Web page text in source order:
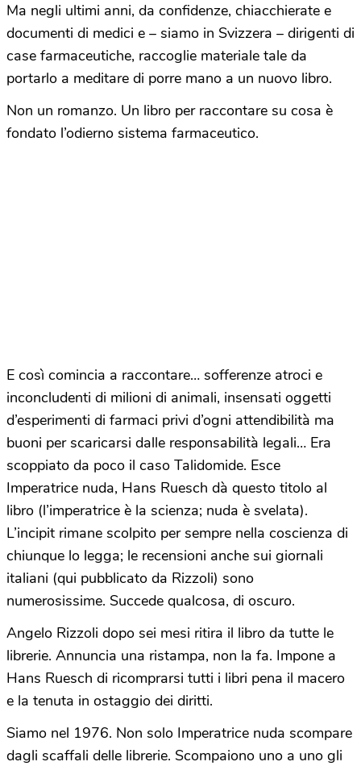
Ma negli ultimi anni, da confidenze, chiacchierate e
documenti di medici e – siamo in Svizzera – dirigenti di
case farmaceutiche, raccoglie materiale tale da
portarlo a meditare di porre mano a un nuovo libro.
Non un romanzo. Un libro per raccontare su cosa è
fondato l’odierno sistema farmaceutico.
E così comincia a raccontare… sofferenze atroci e
inconcludenti di milioni di animali, insensati oggetti
d’esperimenti di farmaci privi d’ogni attendibilità ma
buoni per scaricarsi dalle responsabilità legali… Era
scoppiato da poco il caso Talidomide. Esce
Imperatrice nuda, Hans Ruesch dà questo titolo al
libro (l’imperatrice è la scienza; nuda è svelata).
L’incipit rimane scolpito per sempre nella coscienza di
chiunque lo legga; le recensioni anche sui giornali
italiani (qui pubblicato da Rizzoli) sono
numerosissime. Succede qualcosa, di oscuro.
Angelo Rizzoli dopo sei mesi ritira il libro da tutte le
librerie. Annuncia una ristampa, non la fa. Impone a
Hans Ruesch di ricomprarsi tutti i libri pena il macero
e la tenuta in ostaggio dei diritti.
Siamo nel 1976. Non solo Imperatrice nuda scompare
dagli scaffali delle librerie. Scompaiono uno a uno gli